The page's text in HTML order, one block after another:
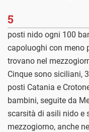
5
posti nido ogni 100
capoluoghi con meno
trovano nel
Cinque sono siciliani,
posti Catania e
bambini, seguite da
scarsità di asili nido e
mezzogiorno, anche